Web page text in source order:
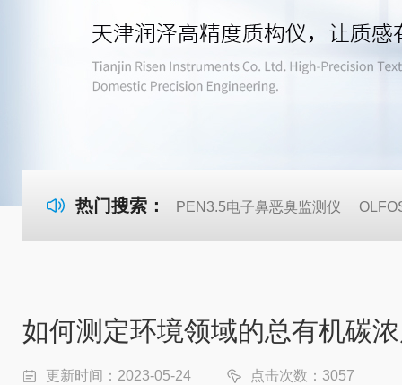
热门搜索： PEN3.5电子鼻恶臭监测仪
如何测定环境领域的总有机碳
更新时间：2023-05-24 点击次数：3057